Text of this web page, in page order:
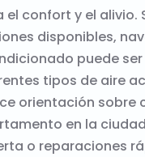
el confort y el alivio.
disponibles,
puede
tipos de aire
orientación sobre
en la
o reparaciones